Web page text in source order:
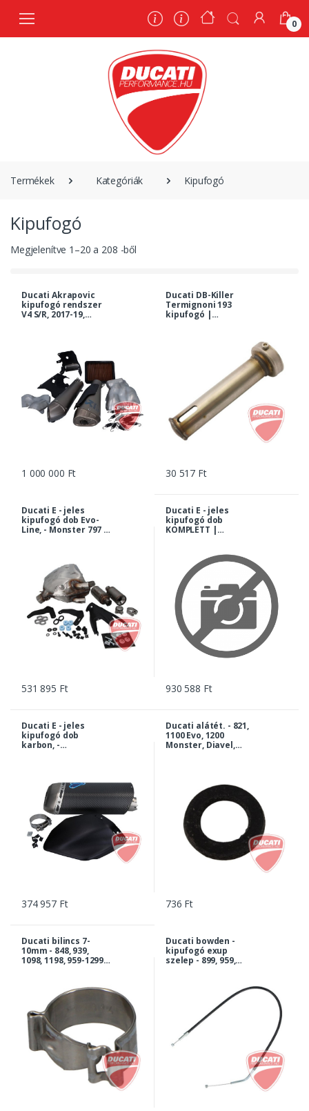
0
Termékek Kategóriák Kipufogó
Kipufogó
Megjelenítve 1 –20 a 208 -ből
Ducati Akrapovic
kipufogó rendszer
V4 S/R, 2017-19,
1 000 000 Ft
Ducati DB-Killer
Termignoni 193
kipufogó |
30 517 Ft
Ducati E - jeles
kipufogó dob Evo-
Line, - Monster 797 /
531 895 Ft
Ducati E - jeles
kipufogó dob
KOMPLETT |
930 588 Ft
Ducati E - jeles
kipufogó dob
karbon, -
374 957 Ft
Ducati alátét. - 821,
1100 Evo, 1200
Monster, Diavel,
736 Ft
Ducati bilincs 7-
10mm - 848, 939,
1098, 1198, 959-1299
Multistrada... |
74141711A
Ducati bowden -
kipufogó exup
szelep - 899, 959,
0